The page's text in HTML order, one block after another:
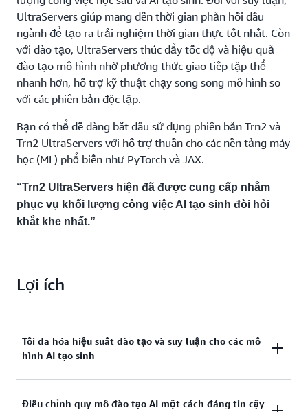
UltraServers giúp mang đến thời gian phản hồi đầu
ngành để tạo ra trải nghiệm thời gian thực tốt nhất. Còn
với đào tạo, UltraServers thúc đẩy tốc độ và hiệu quả
đào tạo mô hình nhờ phương thức giao tiếp tập thể
nhanh hơn, hỗ trợ kỹ thuật chạy song song mô hình so
với các phiên bản độc lập.
Bạn có thể dễ dàng bắt đầu sử dụng phiên bản Trn2 và
Trn2 UltraServers với hỗ trợ thuần cho các nền tảng máy
học (ML) phổ biến như PyTorch và JAX.
“Trn2 UltraServers hiện đã được cung cấp nhằm
phục vụ khối lượng công việc AI tạo sinh đòi hỏi
khắt khe nhất.”
Lợi ích
Tối đa hóa hiệu suất đào tạo và suy luận cho các mô
hình AI tạo sinh
Phiên bản Trn2 giúp bạn giảm thời gian đào tạo và
Điều chỉnh quy mô đào tạo AI một cách đáng tin cậy